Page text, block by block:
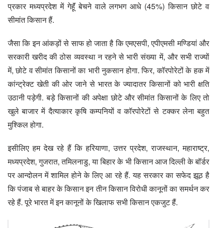
प्रकार मध्यप्रदेश में गेहॅूं बेचने वाले लगभग आधे (45%) किसान छोटे व
सीमांत किसान हैं.
जैसा कि इन आंकड़ों से साफ हो जाता है कि एमएसपी, एपीएमसी मण्डियां और
सरकारी खरीद की ठोस व्यवस्था न रहने से भारी संख्या में, और सभी राज्यों
में, छोटे व सीमांत किसानों का भारी नुकसान होगा. फिर, कॉरपोरेटों के हक में
कांन्ट्रेक्ट खेती की ओर जाने से भारत के ज्यादातर किसानों को भारी क्षति
उठानी पड़ेगी. बड़े किसानों की अपेक्षा छोटे और सीमांत किसानों के लिए तो
खुले बाजार में दैत्याकार कृषि कम्पनियों व कॉरपोरेटों से टक्कर लेना बहुत
मुश्किल होगा.
इसीलिए हम देख रहे हैं कि हरियाणा, उत्तर प्रदेश, राजस्थान, महाराष्ट्र,
मध्यप्रदेश, गुजरात, तमिलनाडु, या बिहार के भी किसान आज दिल्ली के बॉर्डर
पर आन्दोलन में शामिल होने के लिए आ रहे हैं. यह सरकार का सफेद झूठ है
कि पंजाब से बाहर के किसान इन तीन किसान विरोधी कानूनों का समर्थन कर
रहे हैं. पूरे भारत में इन कानूनों के खिलाफ सभी किसान एकजुट हैं.